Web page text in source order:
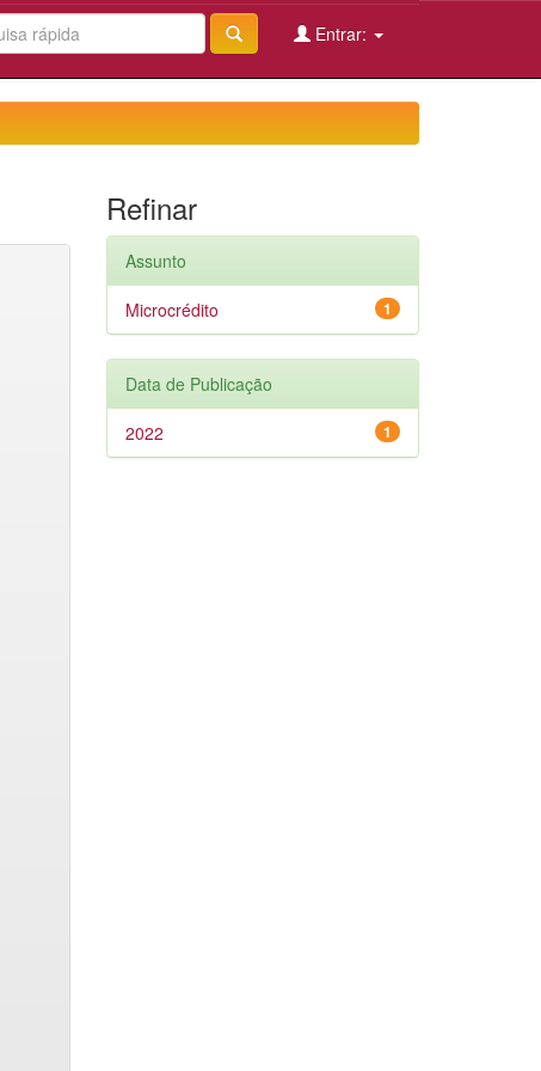
Entrar:
Refinar
Assunto
1
Microcrédito
Data de Publicação
1
2022